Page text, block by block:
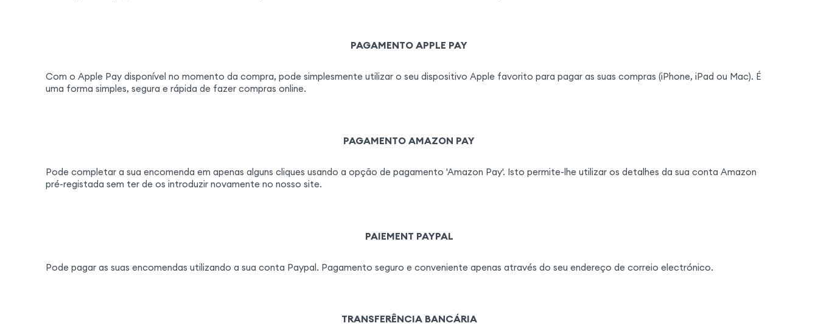
PAGAMENTO APPLE PAY
Com o Apple Pay disponível no momento da compra, pode simplesmente utilizar o seu dispositivo Apple favorito para pagar as suas compras (iPhone, iPad ou Mac). É
uma forma simples, segura e rápida de fazer compras online.
PAGAMENTO AMAZON PAY
Pode completar a sua encomenda em apenas alguns cliques usando a opção de pagamento 'Amazon Pay'. Isto permite-lhe utilizar os detalhes da sua conta Amazon
pré-registada sem ter de os introduzir novamente no nosso site.
PAIEMENT PAYPAL
Pode pagar as suas encomendas utilizando a sua conta Paypal. Pagamento seguro e conveniente apenas através do seu endereço de correio electrónico.
TRANSFERÊNCIA BANCÁRIA